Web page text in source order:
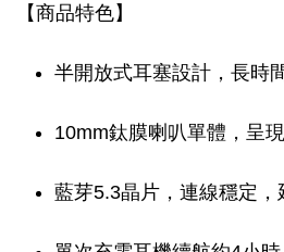
【商品特色】
半開放式耳塞設計，長時
10mm鈦膜喇叭單體，呈
藍芽5.3晶片，連線穩定，